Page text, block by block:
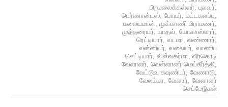
பிறமலைக்கள்ளர், புலவர்,
பெர்ணான்டஸ், போயர், மட்டகளப்பு,
மலையமான், முக்காணி பிராமணர்,
முத்தரையர், யாதவ், யோகாஸ்வரர்,
ரெட்டியார், வடமா, வண்ணார்,
வன்னியர், வலையர், வாணிப
செட்டியார், விஸ்வகர்மா, வீரகொடி
வேளாளர், வெள்ளாளர் மெய்கீர்த்தி,
வேட்டுவ கவுண்டர், வேணாடு,
வேலம்மா, வேளார், வேளாளர்
செப்பேடுகள்